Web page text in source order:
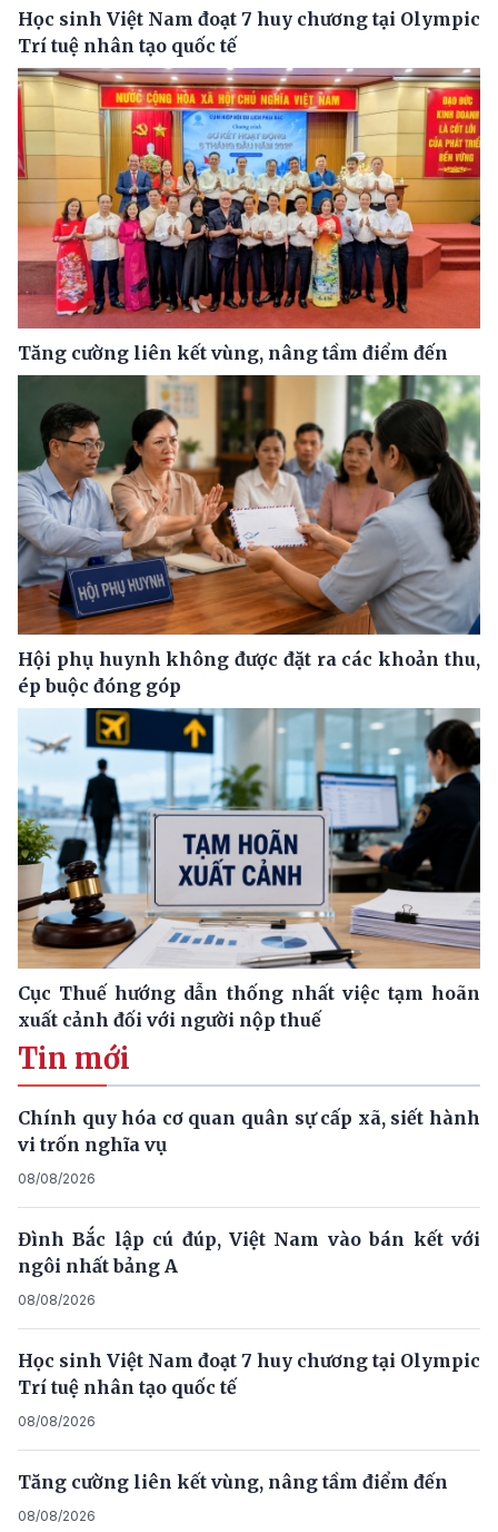
Học sinh Việt Nam đoạt 7 huy chương tại Olympic
Trí tuệ nhân tạo quốc tế
Tăng cường liên kết vùng, nâng tầm điểm đến
Hội phụ huynh không được đặt ra các khoản thu,
ép buộc đóng góp
Cục Thuế hướng dẫn thống nhất việc tạm hoãn
xuất cảnh đối với người nộp thuế
Tin mới
Chính quy hóa cơ quan quân sự cấp xã, siết hành
vi trốn nghĩa vụ
08/08/2026
Đình Bắc lập cú đúp, Việt Nam vào bán kết với
ngôi nhất bảng A
08/08/2026
Học sinh Việt Nam đoạt 7 huy chương tại Olympic
Trí tuệ nhân tạo quốc tế
08/08/2026
Tăng cường liên kết vùng, nâng tầm điểm đến
08/08/2026